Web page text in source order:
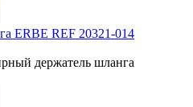
ERBE REF 20321-014
держатель шланга